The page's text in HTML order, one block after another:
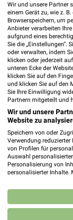
23743
8,60
23730
14,70
Wir und unsere Partner
einem Gerät zu, wie z.
Browserspeichern, um
Anbieter verarbeiten
aufgrund eines
Sie die „Einstellungen“.
oder verwalten, indem
klicken oder jederzeit
unteren Ecke der
klicken Sie auf den
und klicken Sie auf den
Sie Ihre Einwilligung
Partnern mitgeteilt und
Wir und unsere
Website zu
Speichern von oder
Verwendung reduzierter
von Profilen für
Auswahl
Personalisierung von
personalisierter Inhalte.
Kombinationen von
Verbesserung der
von Inhalten.
Daten können